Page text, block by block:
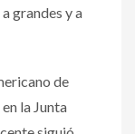
grandes y a
de
la Junta